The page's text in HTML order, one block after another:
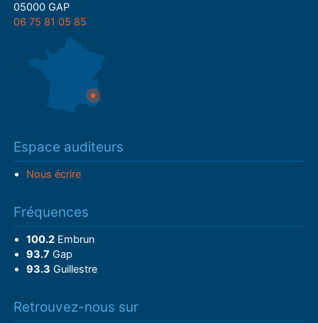
05000 GAP
06 75 81 05 85
Espace auditeurs
Nous écrire
Fréquences
100.2Embrun
93.7 Gap
93.3 Guillestre
Retrouvez-nous sur